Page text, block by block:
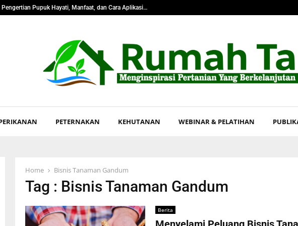
Pengertian Pupuk Hayati, Manfaat, dan Cara Aplikasi…
PETERNAKAN KEHUTANAN WEBINAR & PELATIHAN
Home Bisnis Tanaman Gandum
Tag : Bisnis Tanaman Gandum
Berita